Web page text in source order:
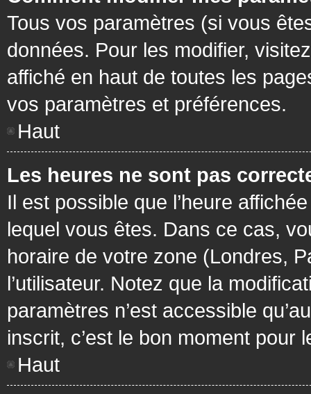
Tous vos paramètres (si vous
données. Pour les modifier,
affiché en haut de toutes les
vos paramètres et préférences.
Haut
Les heures ne sont pas
Il est possible que l’heure
lequel vous êtes. Dans ce cas,
horaire de votre zone (Londres,
l’utilisateur. Notez que la
paramètres n’est accessible
inscrit, c’est le bon moment pour
Haut